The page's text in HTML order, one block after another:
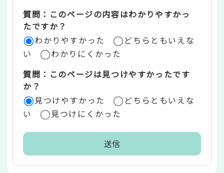
リ
ア
質問：このページの内容はわかりやすかっ
たですか？
わかりやすかった
どちらともいえな
い
わかりにくかった
質問：このページは見つけやすかったです
か？
見つけやすかった
どちらともいえな
い
見つけにくかった